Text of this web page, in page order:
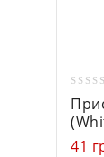
out
of
5
41